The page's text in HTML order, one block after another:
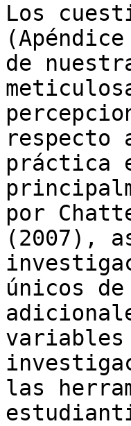
Los
de
respecto
práctica
por
(2007),
únicos
las